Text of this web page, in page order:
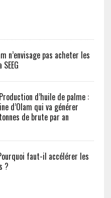
n’envisage pas acheter les
d’huile de palme :
d’Olam qui va générer
de brute par an
faut-il accélérer les
?